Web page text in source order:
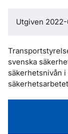
Utgiven
svenska
säkerhetsnivån